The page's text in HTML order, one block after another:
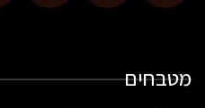
מטבחים